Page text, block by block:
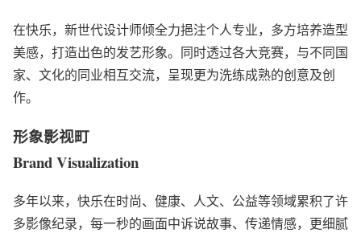
在快乐，新世代设计师倾全力挹注个人专业，多方培养造型
美感，打造出色的发艺形象。同时透过各大竞赛，与不同国
家、文化的同业相互交流，呈现更为洗练成熟的创意及创
作。
形象影视町
Brand Visualization
多年以来，快乐在时尚、健康、人文、公益等领域累积了许
多影像纪录，每一秒的画面中诉说故事、传递情感，更细腻